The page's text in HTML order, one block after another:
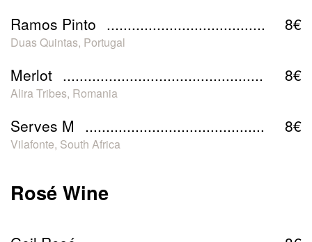
Ramos Pinto 8€
Duas Quintas, Portugal
Merlot 8€
Alira Tribes, Romania
Serves M 8€
Vilafonte, South Africa
Rosé Wine